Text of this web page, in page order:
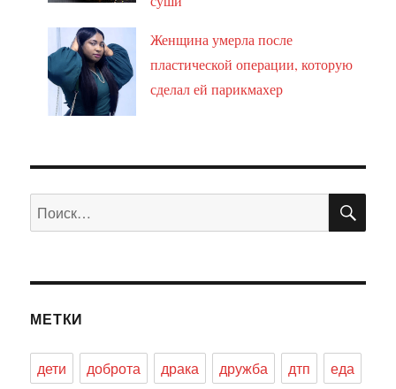
Женщина умерла после
пластической операции, которую
сделал ей парикмахер
Искать:
МЕТКИ
дети доброта драка дружба дтп еда